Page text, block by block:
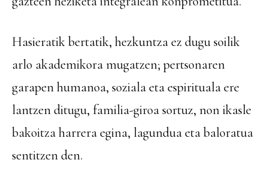
Hasieratik bertatik, hezkuntza ez dugu soilik
arlo akademikora mugatzen; pertsonaren
garapen humanoa, soziala eta espirituala ere
lantzen ditugu, familia-giroa sortuz, non ikasle
bakoitza harrera egina, lagundua eta baloratua
sentitzen den.